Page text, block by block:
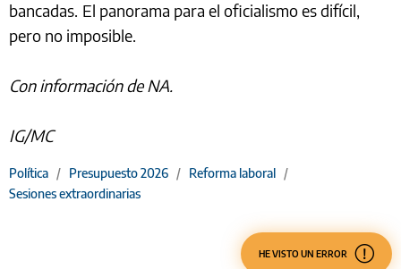
bancadas. El panorama para el oficialismo es difícil,
pero no imposible.
Con información de NA.
IG/MC
Política / Presupuesto 2026 / Reforma laboral /
Sesiones extraordinarias
HE VISTO UN ERROR